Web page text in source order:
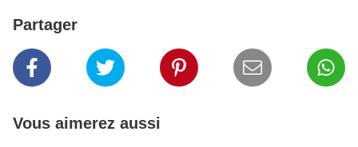
Partager
Vous aimerez aussi